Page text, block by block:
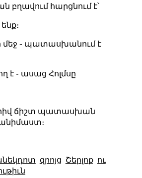
բղավում հարցնում է՝
մեջ ֊ պատասխանում է
է ֊ ասաց Հոլմսը
ճիշտ պատասխան
անիմաստ։
զրոյց Շերլոք ու